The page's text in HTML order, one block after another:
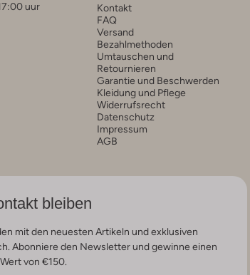
uur
Kontakt
FAQ
Versand
Bezahlmethoden
Umtauschen und
Retournieren
Garantie und Beschwerden
Kleidung und Pflege
Widerrufsrecht
Datenschutz
Impressum
AGB
bleiben
mit den neuesten Artikeln und exklusiven
Abonniere den Newsletter und gewinne einen
von €150.